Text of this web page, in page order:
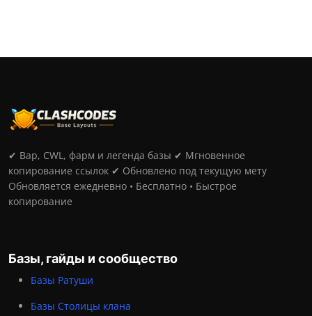
✔ Вар, CWL, фарм и легенда базы ✔ Мгновенное
копирование ссылок ✔ Обновлено под текущую мету
Обновляется ежедневно • Бесплатно • Быстрое
копирование
Базы, гайды и сообщество
Базы Ратуши
Базы Столицы клана